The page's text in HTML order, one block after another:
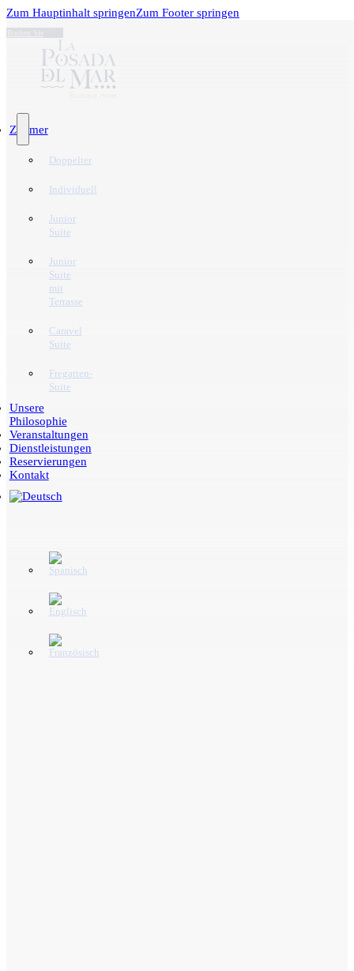
Zum Hauptinhalt springenZum Footer springen
Buchen Sie
Zimmer
Doppelter
Individuell
Junior
Suite
Junior
Suite
mit
Terrasse
Caravel
Suite
Fregatten-
Suite
Unsere
Philosophie
Veranstaltungen
Dienstleistungen
Reservierungen
Kontakt